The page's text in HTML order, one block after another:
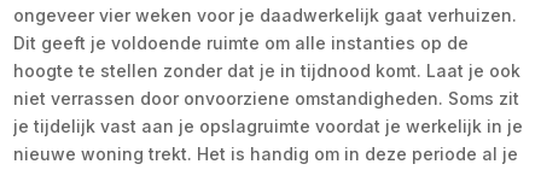
ongeveer vier weken voor je daadwerkelijk gaat verhuizen.
Dit geeft je voldoende ruimte om alle instanties op de
hoogte te stellen zonder dat je in tijdnood komt. Laat je ook
niet verrassen door onvoorziene omstandigheden. Soms zit
je tijdelijk vast aan je opslagruimte voordat je werkelijk in je
nieuwe woning trekt. Het is handig om in deze periode al je